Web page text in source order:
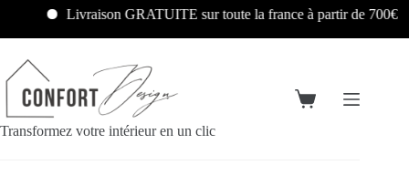
Livraison GRATUITE sur toute la france à partir de 700€
Transformez votre intérieur en un clic